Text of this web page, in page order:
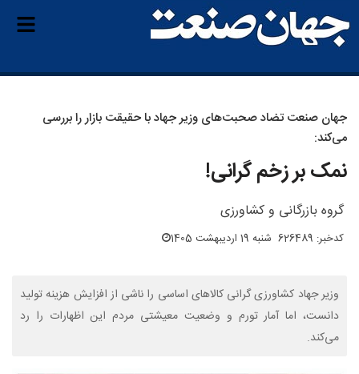
جهان صنعت تضاد صحبت‌های وزیر جهاد با حقیقت بازار را بررسی
می‌کند:
نمک بر زخم گرانی!
گروه بازرگانی و کشاورزی
کدخبر: 626489 شنبه 19 اردیبهشت 1405
وزیر جهاد کشاورزی گرانی کالاهای اساسی را ناشی از افزایش هزینه تولید
دانست، اما آمار تورم و وضعیت معیشتی مردم این اظهارات را رد
می‌کند.